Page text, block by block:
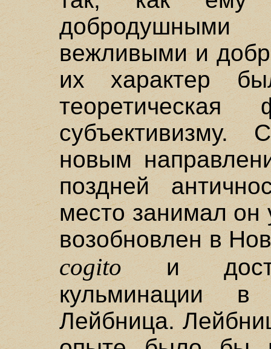
вежливыми и
их характер
субъективизму.
новым
поздней
место занимал он
возобновлен в
cogito и достиг
кульминации
Лейбница.